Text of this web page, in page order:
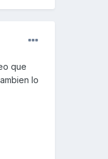
que
lo